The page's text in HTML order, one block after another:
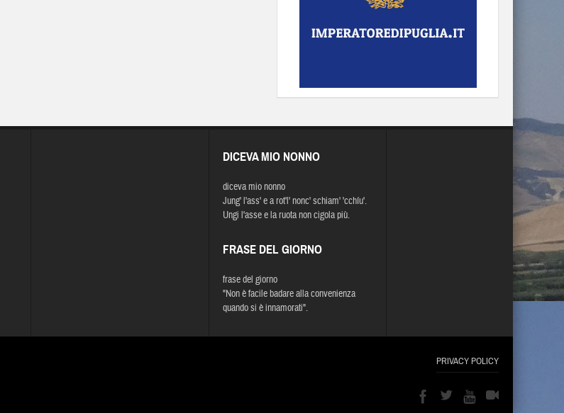
DICEVA MIO NONNO
diceva mio nonno
Jung' l'ass' e a rot'l' nonc' schiam' 'cchíu'.
Ungi l'asse e la ruota non cigola più.
FRASE DEL GIORNO
frase del giorno
"Non è facile badare alla convenienza
quando si è innamorati".
PRIVACY POLICY